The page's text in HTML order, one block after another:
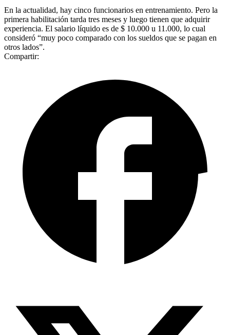
En la actualidad, hay cinco funcionarios en entrenamiento. Pero la
primera habilitación tarda tres meses y luego tienen que adquirir
experiencia. El salario líquido es de $ 10.000 u 11.000, lo cual
consideró “muy poco comparado con los sueldos que se pagan en
otros lados”.
Compartir: